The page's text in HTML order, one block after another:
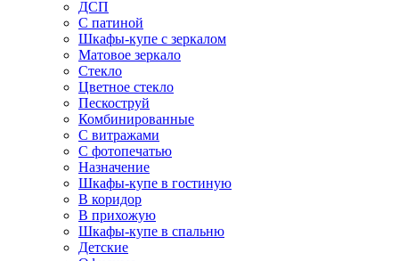
ДСП
С патиной
Шкафы-купе с зеркалом
Матовое зеркало
Стекло
Цветное стекло
Пескоструй
Комбинированные
С витражами
С фотопечатью
Назначение
Шкафы-купе в гостиную
В коридор
В прихожую
Шкафы-купе в спальню
Детские